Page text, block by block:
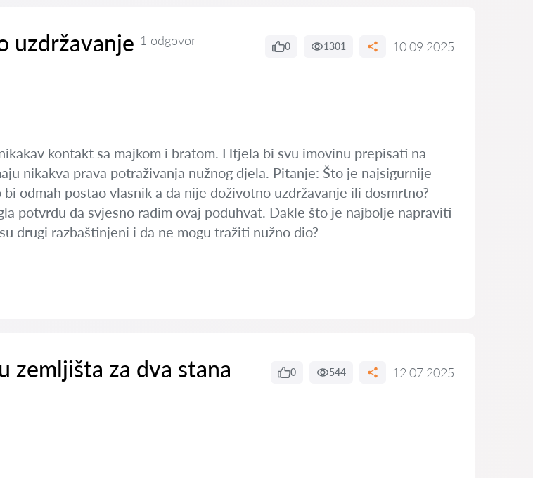
uzdržavanje 1 odgovor 0 1301 10.09.2025
kontakt sa majkom i bratom. Htjela bi svu imovinu prepisati na
nikakva prava potraživanja nužnog djela. Pitanje: Što je najsigurnije
odmah postao vlasnik a da nije doživotno uzdržavanje ili dosmrtno?
potvrdu da svjesno radim ovaj poduhvat. Dakle što je najbolje napraviti
drugi razbaštinjeni i da ne mogu tražiti nužno dio?
zemljišta za dva stana 0 544 12.07.2025